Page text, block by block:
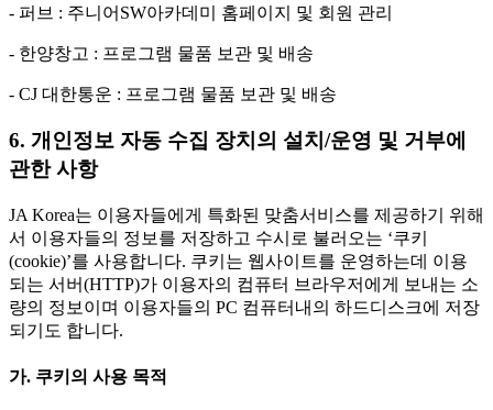
- 퍼브 : 주니어SW아카데미 홈페이지 및 회원 관리
- 한양창고 : 프로그램 물품 보관 및 배송
- CJ 대한통운 : 프로그램 물품 보관 및 배송
6. 개인정보 자동 수집 장치의 설치/운영 및 거부에
관한 사항
JA Korea는 이용자들에게 특화된 맞춤서비스를 제공하기 위해
서 이용자들의 정보를 저장하고 수시로 불러오는 ‘쿠키
(cookie)’를 사용합니다. 쿠키는 웹사이트를 운영하는데 이용
되는 서버(HTTP)가 이용자의 컴퓨터 브라우저에게 보내는 소
량의 정보이며 이용자들의 PC 컴퓨터내의 하드디스크에 저장
되기도 합니다.
가. 쿠키의 사용 목적